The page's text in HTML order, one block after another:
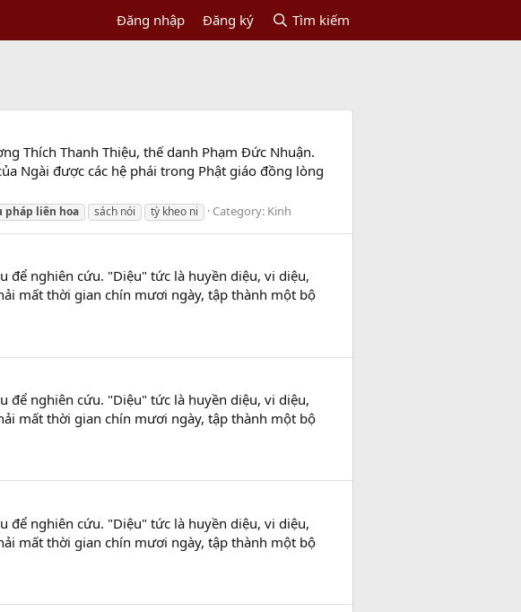
Đăng nhập Đăng ký Tìm kiếm
Thích Thanh Thiệu, thế danh Phạm Đức Nhuận.
Ngài được các hệ phái trong Phật giáo đồng lòng
pháp liên hoa sách nói tỳ kheo ni Category: Kinh
để nghiên cứu. "Diệu" tức là huyền diệu, vi diệu,
mất thời gian chín mươi ngày, tập thành một bộ
để nghiên cứu. "Diệu" tức là huyền diệu, vi diệu,
mất thời gian chín mươi ngày, tập thành một bộ
để nghiên cứu. "Diệu" tức là huyền diệu, vi diệu,
mất thời gian chín mươi ngày, tập thành một bộ